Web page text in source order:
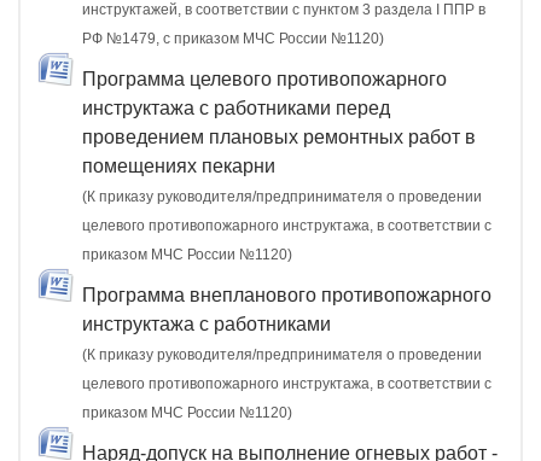
инструктажей, в соответствии с пунктом 3 раздела I ППР в
РФ №1479, с приказом МЧС России №1120)
Программа целевого противопожарного
инструктажа с работниками перед
проведением плановых ремонтных работ в
помещениях пекарни
(К приказу руководителя/предпринимателя о проведении
целевого противопожарного инструктажа, в соответствии с
приказом МЧС России №1120)
Программа внепланового противопожарного
инструктажа с работниками
(К приказу руководителя/предпринимателя о проведении
целевого противопожарного инструктажа, в соответствии с
приказом МЧС России №1120)
Наряд-допуск на выполнение огневых работ -